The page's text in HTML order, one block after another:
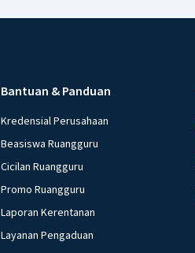
Bantuan & Panduan
Kredensial Perusahaan
Beasiswa Ruangguru
Cicilan Ruangguru
Promo Ruangguru
Laporan Kerentanan
Layanan Pengaduan